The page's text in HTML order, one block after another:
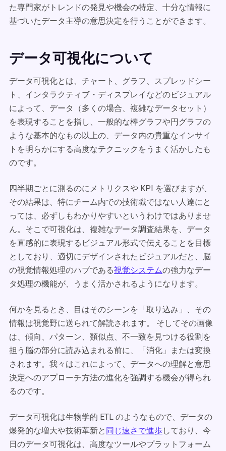
た専門家がトレンドの発見や機会の特定、十分な情報に
基づいたデータ主導の意思決定を行うことができます。
データ可視化について
データ可視化とは、チャート、グラフ、スプレッドシー
ト、インタラクティブ・ディスプレイなどのビジュアル
によって、データ（多くの場合、複雑なデータセット）
を表現することを指し、一般的な棒グラフや円グラフの
ような基本的なもの以上の、データ内の貴重なインサイ
トを明らかにする高度なテクニックをうまく活かしたも
のです。
四半期ごとに測るのにメトリクスや KPI を選びますが、
その結果は、特にチーム内での技術職ではない人達にと
っては、必ずしもわかりやすいというわけではありませ
ん。そこで可視化は、複雑なデータ調査結果を、データ
を直感的に表現するビジュアル形式で伝えることを目標
としており、適切にデザインされたビジュアルだと、脳
の視覚情報処理のハブである視覚システムの強力なデー
タ処理の機能が、うまく活かされるようになります。
何かを見るとき、目はそのシーンを「取り込み」、その
情報は視覚野に送られて解読されます。 そしてその画像
は、傾向、パターン、類似点、不一致を見つける役割を
担う脳の部分に読み込まれる前に、「消化」または変換
されます。我々はこれによって、データへの理解と意思
決定へのアプローチ方法の進化を強調する機会が得られ
るのです。
データ可視化は生物学的 ETL のようなもので、データの
爆発的な増大や技術革新と 同じ速さで進歩しており、今
日のデータ可視化は、高度なツールやプラットフォーム